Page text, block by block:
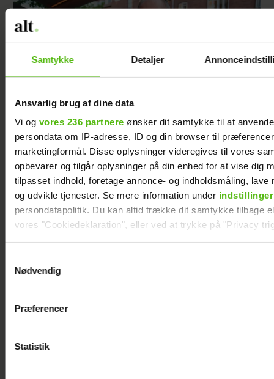
Samtykke Detaljer
Ansvarlig brug af dine data
Vi og vores 236 partnere ønsker dit samtykke til at
persondata om IP-adresse, ID og din browser til
marketingformål. Disse oplysninger videregives til vores
opbevarer og tilgår oplysninger på din enhed for at vise dig
tilpasset indhold, foretage annonce- og indholdsmåling, lave
og udvikle tjenester. Se mere information under indstillinger
persondatapolitik. Du kan altid trække dit samtykke tilbage
vores "Cookiedeklaration", eller ved at trykke på "Privacy
Vi anvender egne cookies og cookies fra tredjeparter til at
generere statistik og huske dine præferencer samt til brug
Nødvendig
Præferencer
Statistik
Alexanndra Christensen afslører
familieforøgelse